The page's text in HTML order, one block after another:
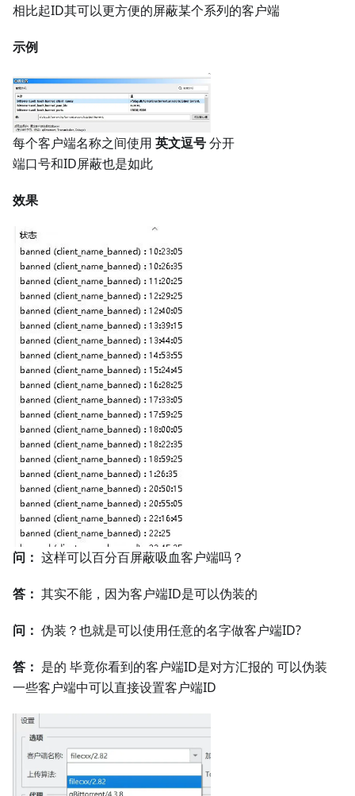
相比起ID其可以更方便的屏蔽某个系列的客户端
示例
每个客户端名称之间使用 英文逗号分开
端口号和ID屏蔽也是如此
效果
问： 这样可以百分百屏蔽吸血客户端吗？
答： 其实不能，因为客户端ID是可以伪装的
问： 伪装？也就是可以使用任意的名字做客户端ID?
答： 是的 毕竟你看到的客户端ID是对方汇报的 可以伪装
一些客户端中可以直接设置客户端ID